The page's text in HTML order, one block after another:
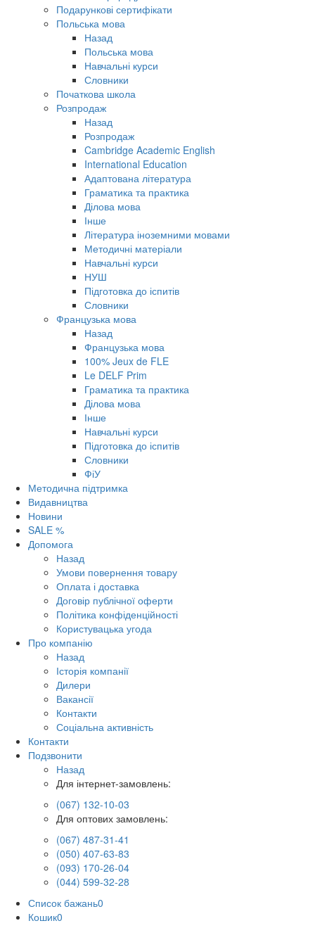
Подарункові сертифікати
Польська мова
Назад
Польська мова
Навчальні курси
Словники
Початкова школа
Розпродаж
Назад
Розпродаж
Cambridge Academic English
International Education
Адаптована література
Граматика та практика
Ділова мова
Інше
Література іноземними мовами
Методичні матеріали
Навчальні курси
НУШ
Підготовка до іспитів
Словники
Французька мова
Назад
Французька мова
100% Jeux de FLE
Le DELF Prim
Граматика та практика
Ділова мова
Інше
Навчальні курси
Підготовка до іспитів
Словники
ФіУ
Методична підтримка
Видавництва
Новини
SALE %
Допомога
Назад
Умови повернення товару
Оплата і доставка
Договір публічної оферти
Політика конфіденційності
Користувацька угода
Про компанію
Назад
Історія компанії
Дилери
Вакансії
Контакти
Соціальна активність
Контакти
Подзвонити
Назад
Для інтернет-замовлень:
(067) 132-10-03
Для оптових замовлень:
(067) 487-31-41
(050) 407-63-83
(093) 170-26-04
(044) 599-32-28
Список бажань0
Кошик0